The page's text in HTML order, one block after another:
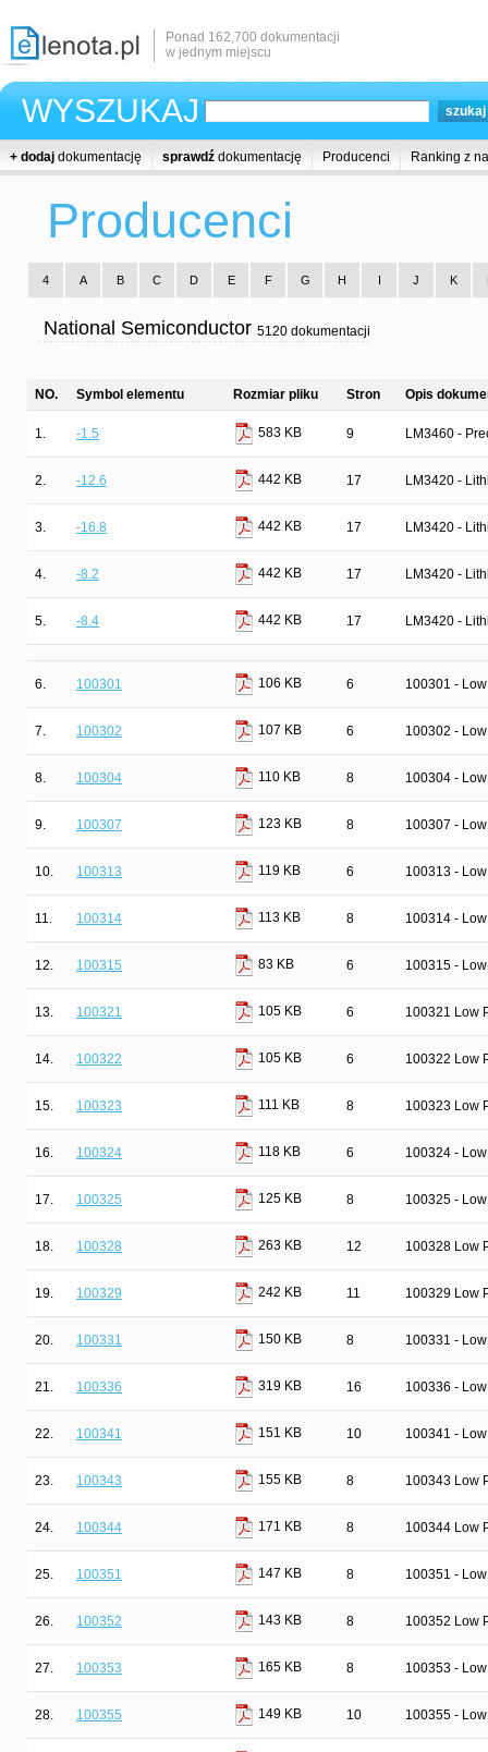
Ponad 162,700 dokumentacji
w jednym miejscu
WYSZUKAJ
+ dodaj dokumentację sprawdź dokumentację Producenci Ranking z
Producenci
4 A B C D E F G H I J K
National Semiconductor 5120 dokumentacji
NO. Symbol elementu Rozmiar pliku Stron Opis
1. -1.5 583 KB 9 LM3460 -
2. -12.6 442 KB 17 LM3420 -
3. -16.8 442 KB 17 LM3420 -
4. -8.2 442 KB 17 LM3420 -
5. -8.4 442 KB 17 LM3420 -
6. 100301 106 KB 6 100301 -
7. 100302 107 KB 6 100302 -
8. 100304 110 KB 8 100304 -
9. 100307 123 KB 8 100307 -
10. 100313 119 KB 6 100313 -
11. 100314 113 KB 8 100314 -
12. 100315 83 KB 6 100315 -
13. 100321 105 KB 6 100321 Low
14. 100322 105 KB 6 100322 Low
15. 100323 111 KB 8 100323 Low
16. 100324 118 KB 6 100324 -
17. 100325 125 KB 8 100325 -
18. 100328 263 KB 12 100328 Low
19. 100329 242 KB 11 100329 Low
20. 100331 150 KB 8 100331 -
21. 100336 319 KB 16 100336 -
22. 100341 151 KB 10 100341 -
23. 100343 155 KB 8 100343 Low
24. 100344 171 KB 8 100344 Low
25. 100351 147 KB 8 100351 -
26. 100352 143 KB 8 100352 Low
27. 100353 165 KB 8 100353 -
28. 100355 149 KB 10 100355 -